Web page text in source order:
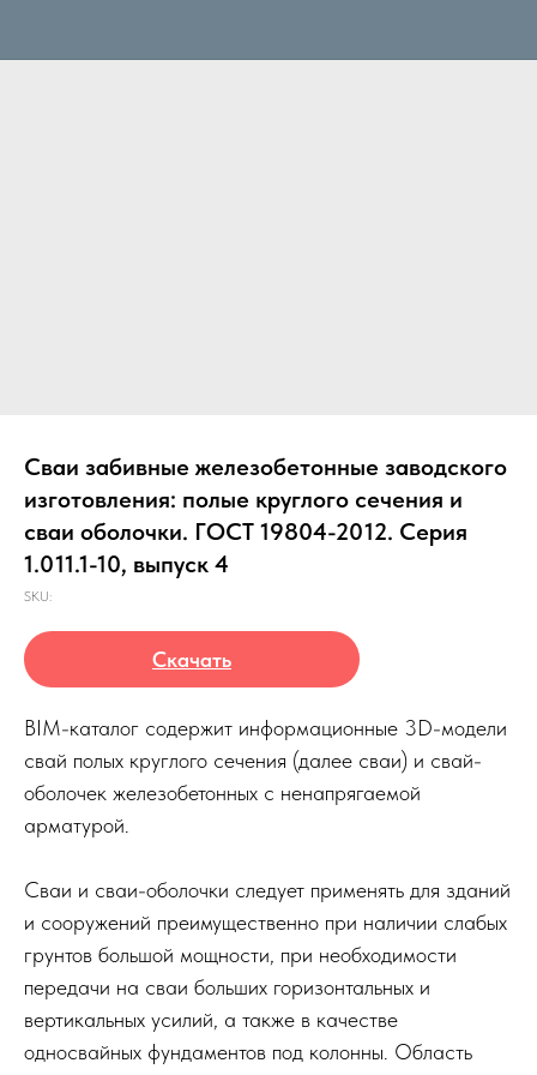
Сваи забивные железобетонные заводского
изготовления: полые круглого сечения и
сваи оболочки. ГОСТ 19804-2012. Серия
1.011.1-10, выпуск 4
SKU:
Скачать
BIM-каталог содержит информационные 3D-модели
свай полых круглого сечения (далее сваи) и свай-
оболочек железобетонных с ненапрягаемой
арматурой.
Сваи и сваи-оболочки следует применять для зданий
и сооружений преимущественно при наличии слабых
грунтов большой мощности, при необходимости
передачи на сваи больших горизонтальных и
вертикальных усилий, а также в качестве
односвайных фундаментов под колонны. Область